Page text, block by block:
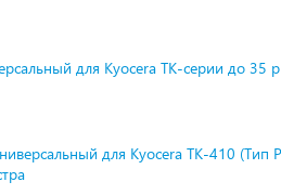
для Kyocera TK-серии до 35
для Kyocera TK-410 (Тип